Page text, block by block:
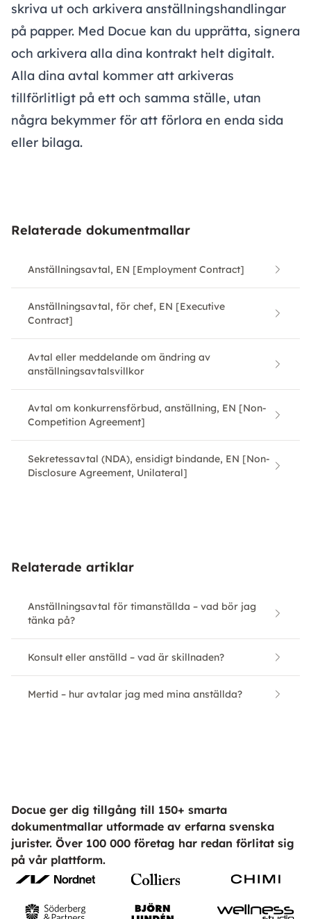
skriva ut och arkivera anställningshandlingar
på papper. Med Docue kan du upprätta, signera
och arkivera alla dina kontrakt helt digitalt.
Alla dina avtal kommer att arkiveras
tillförlitligt på ett och samma ställe, utan
några bekymmer för att förlora en enda sida
eller bilaga.
Relaterade dokumentmallar
Anställningsavtal, EN [Employment Contract]
Anställningsavtal, för chef, EN [Executive
Contract]
Avtal eller meddelande om ändring av
anställningsavtalsvillkor
Avtal om konkurrensförbud, anställning, EN [Non-
Competition Agreement]
Sekretessavtal (NDA), ensidigt bindande, EN [Non-
Disclosure Agreement, Unilateral]
Relaterade artiklar
Anställningsavtal för timanställda – vad bör jag
tänka på?
Konsult eller anställd – vad är skillnaden?
Mertid – hur avtalar jag med mina anställda?
Docue ger dig tillgång till 150+ smarta
dokumentmallar utformade av erfarna svenska
jurister. Över 100 000 företag har redan förlitat sig
på vår plattform.